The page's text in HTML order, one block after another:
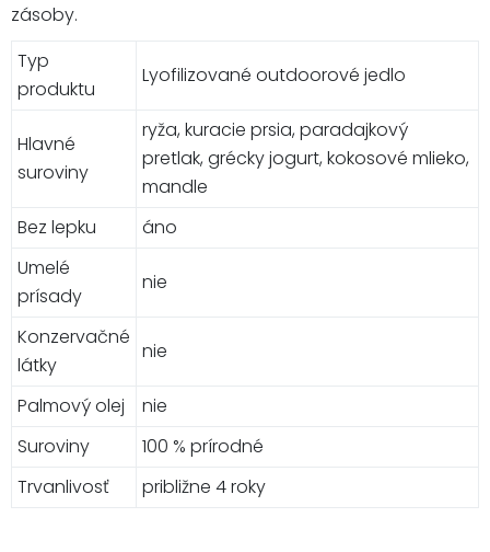
zásoby.
Typ
produktu
Lyofilizované outdoorové jedlo
Hlavné
suroviny
ryža, kuracie prsia, paradajkový
pretlak, grécky jogurt, kokosové mlieko,
mandle
Bez lepku
áno
Umelé
prísady
nie
Konzervačné
látky
nie
Palmový olej
nie
Suroviny
100 % prírodné
Trvanlivosť
približne 4 roky